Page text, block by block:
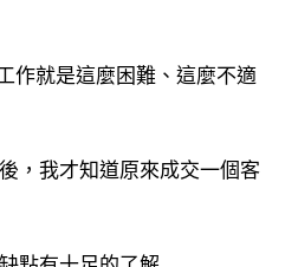
作就是這麼困難、這麼不適
，我才知道原來成交一個客